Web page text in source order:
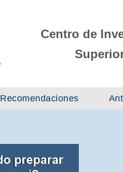
Centro de
Recomendaciones